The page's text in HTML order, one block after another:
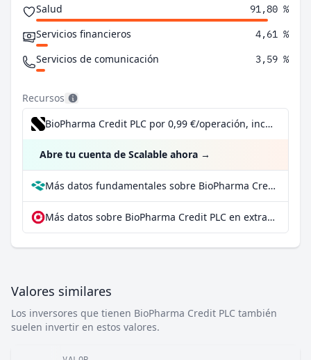
Salud
91,80 %
Servicios financieros 4,61 %
Servicios de comunicación 3,59 %
Recursos
BioPharma Credit PLC por 0,99 €/operación, incluido el Dividend Reinvestment Plan
Abre tu cuenta de Scalable ahora →
Más datos fundamentales sobre BioPharma Credit PLC en Parqet
Más datos sobre BioPharma Credit PLC en extraETF
Valores similares
Los inversores que tienen BioPharma Credit PLC también
suelen invertir en estos valores.